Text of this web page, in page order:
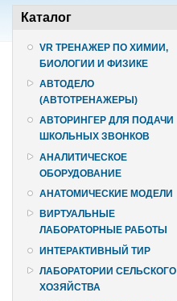
Каталог
VR ТРЕНАЖЕР ПО ХИМИИ,
БИОЛОГИИ И ФИЗИКЕ
АВТОДЕЛО
(АВТОТРЕНАЖЕРЫ)
АВТОРИНГЕР ДЛЯ ПОДАЧИ
ШКОЛЬНЫХ ЗВОНКОВ
АНАЛИТИЧЕСКОЕ
ОБОРУДОВАНИЕ
АНАТОМИЧЕСКИЕ МОДЕЛИ
ВИРТУАЛЬНЫЕ
ЛАБОРАТОРНЫЕ РАБОТЫ
ИНТЕРАКТИВНЫЙ ТИР
ЛАБОРАТОРИИ СЕЛЬСКОГО
ХОЗЯЙСТВА